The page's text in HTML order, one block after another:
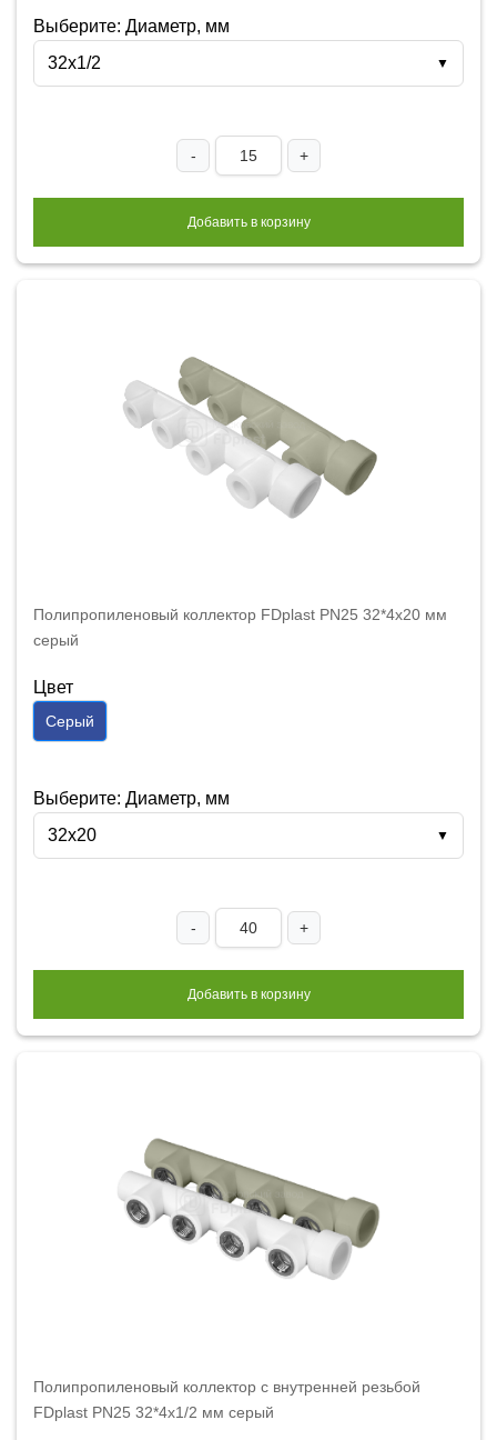
Выберите: Диаметр, мм
32х1/2
▼
- +
Добавить в корзину
Полипропиленовый коллектор FDplast PN25 32*4х20 мм
серый
Цвет
Серый
Выберите: Диаметр, мм
32х20
▼
- +
Добавить в корзину
Полипропиленовый коллектор с внутренней резьбой
FDplast PN25 32*4х1/2 мм серый